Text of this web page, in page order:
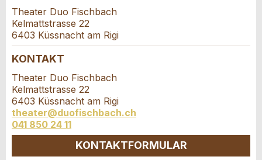
Nachricht
* Eingabe erforderlich
Zur Qualitätssicherung wird eine Kopie der E-Mail
an guidle übermittelt.
ANZEIGE WEITEREMPFEHLEN
Schliessen
Strasse und Nr. *:
PLZ / Ort *:
E-Mail *:
Theater Duo Fischbach
Kelmattstrasse 22
6403 Küssnacht am Rigi
KONTAKT
Theater Duo Fischbach
Kelmattstrasse 22
6403 Küssnacht am Rigi
theater@duofischbach.ch
041 850 24 11
KONTAKTFORMULAR